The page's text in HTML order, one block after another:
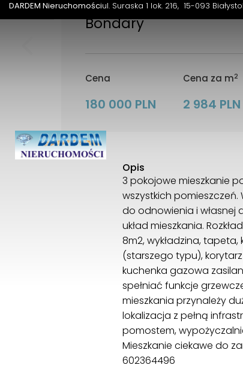
DARDEM Nieruchomościul. Suraska 1 lok. 216 15-093
Bondary
Cena
180 000 PLN
Cena za m2
2 984 PLN
Opis
3 pokojowe mieszkanie
wszystkich
do odnowienia i własnej
układ mieszkania.
8m2, wykładzina, tapeta,
(starszego typu),
kuchenka gazowa
spełniać funkcje
mieszkania przynależy
lokalizacja z pełną
pomostem,
Mieszkanie ciekawe do
602364496